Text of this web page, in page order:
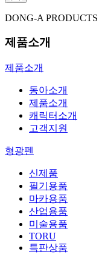
DONG-A PRODUCTS
제품소개
제품소개
동아소개
제품소개
캐릭터소개
고객지원
형광펜
신제품
필기용품
마카용품
산업용품
미술용품
TORU
특판상품